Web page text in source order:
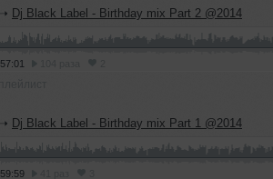
➝ Dj Black Label - Birthday mix Part 2 @2014
57:01
➝ Dj Black Label - Birthday mix Part 1 @2014
59:59